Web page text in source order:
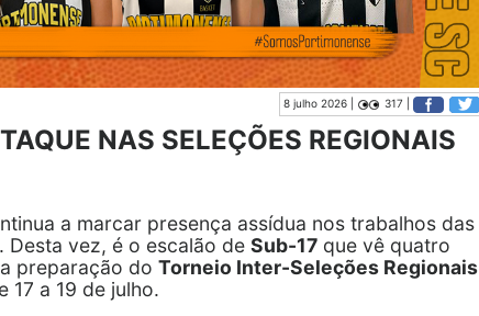
8 julho 2026 | 317 |
NAS SELEÇÕES REGIONAIS
a marcar presença assídua nos trabalhos das
Desta vez, é o escalão de Sub-17 que vê quatro
preparação do Torneio Inter-Seleções Regionais
17 a 19 de julho.